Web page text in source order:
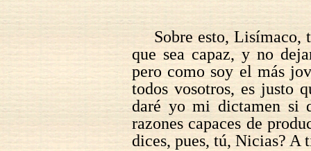
Sobre esto, Lisímaco,
que sea capaz, y no
pero como soy el más
todos vosotros, es justo
daré yo mi dictamen si
razones capaces de
dices, pues, tú, Nicias? A